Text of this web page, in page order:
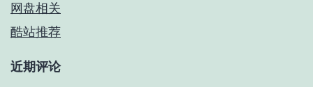
网盘相关
酷站推荐
近期评论